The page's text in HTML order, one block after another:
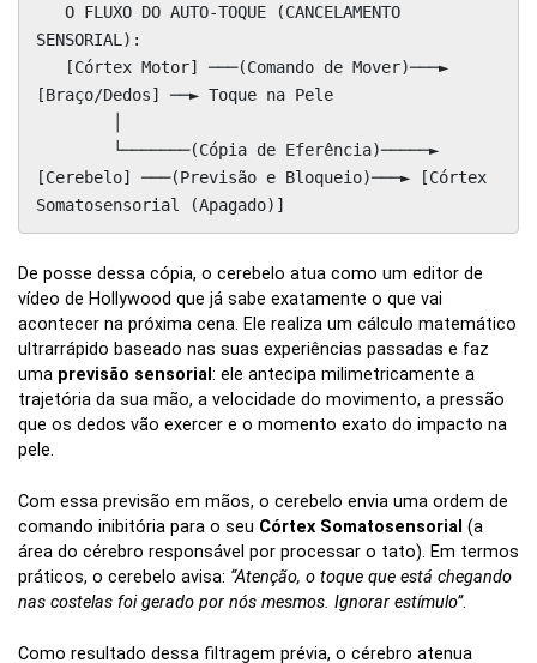
   O FLUXO DO AUTO-TOQUE (CANCELAMENTO
SENSORIAL):
[Braço/Dedos] ──► Toque na Pele
[Cerebelo] ───(Previsão e Bloqueio)───► [Córtex
De posse dessa cópia, o cerebelo atua como um editor de
vídeo de Hollywood que já sabe exatamente o que vai
acontecer na próxima cena. Ele realiza um cálculo matemático
ultrarrápido baseado nas suas experiências passadas e faz
uma previsão sensorial : ele antecipa milimetricamente a
trajetória da sua mão, a velocidade do movimento, a pressão
que os dedos vão exercer e o momento exato do impacto na
pele.
Com essa previsão em mãos, o cerebelo envia uma ordem de
comando inibitória para o seu Córtex Somatosensorial (a
área do cérebro responsável por processar o tato). Em termos
práticos, o cerebelo avisa: “Atenção, o toque que está chegando
nas costelas foi gerado por nós mesmos. Ignorar estímulo”.
Como resultado dessa filtragem prévia, o cérebro atenua